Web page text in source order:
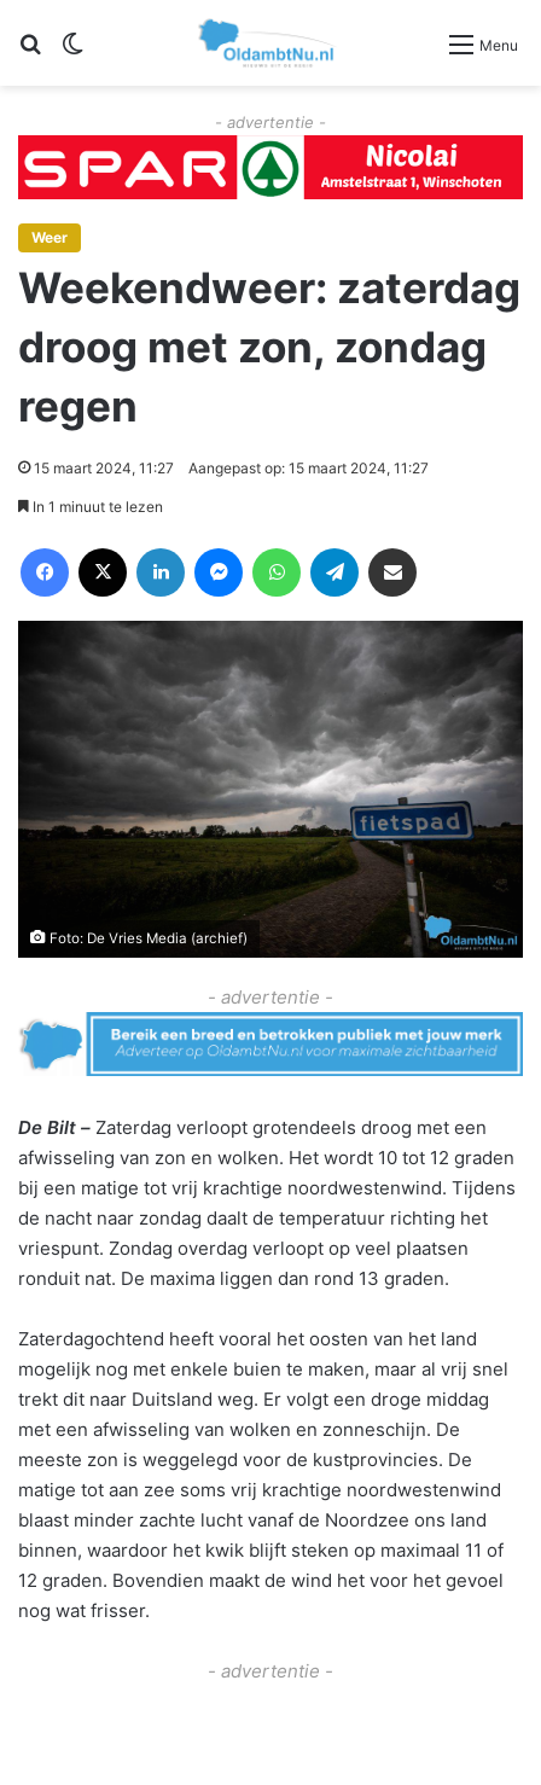
Zoeken Menu
- advertentie -
Weer
Weekendweer: zaterdag
droog met zon, zondag
regen
15 maart 2024, 11:27 Aangepast op: 15 maart 2024, 11:27
In 1 minuut te lezen
Foto: De Vries Media (archief)
- advertentie -
De Bilt – Zaterdag verloopt grotendeels droog met een
afwisseling van zon en wolken. Het wordt 10 tot 12 graden
bij een matige tot vrij krachtige noordwestenwind. Tijdens
de nacht naar zondag daalt de temperatuur richting het
vriespunt. Zondag overdag verloopt op veel plaatsen
ronduit nat. De maxima liggen dan rond 13 graden.
Zaterdagochtend heeft vooral het oosten van het land
mogelijk nog met enkele buien te maken, maar al vrij snel
trekt dit naar Duitsland weg. Er volgt een droge middag
met een afwisseling van wolken en zonneschijn. De
meeste zon is weggelegd voor de kustprovincies. De
matige tot aan zee soms vrij krachtige noordwestenwind
blaast minder zachte lucht vanaf de Noordzee ons land
binnen, waardoor het kwik blijft steken op maximaal 11 of
12 graden. Bovendien maakt de wind het voor het gevoel
nog wat frisser.
- advertentie -